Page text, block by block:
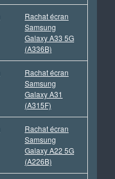
Rachat écran
Samsung
Galaxy A33 5G
(A336B)
Rachat écran
Samsung
Galaxy A31
(A315F)
Rachat écran
Samsung
Galaxy A22 5G
(A226B)